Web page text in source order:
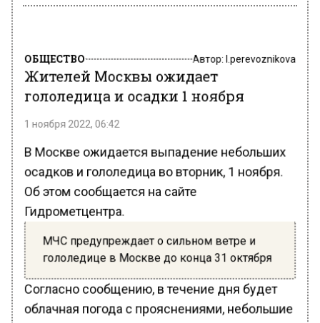
ОБЩЕСТВО Автор:l.perevoznikova
Жителей Москвы ожидает
гололедица и осадки 1 ноября
1 ноября 2022, 06:42
В Москве ожидается выпадение небольших
осадков и гололедица во вторник, 1 ноября.
Об этом сообщается на сайте
Гидрометцентра.
МЧС предупреждает о сильном ветре и
гололедице в Москве до конца 31 октября
Согласно сообщению, в течение дня будет
облачная погода с прояснениями, небольшие